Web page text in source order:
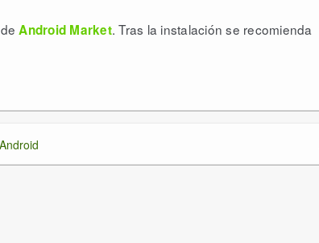
Android Market. Tras la instalación se recomienda